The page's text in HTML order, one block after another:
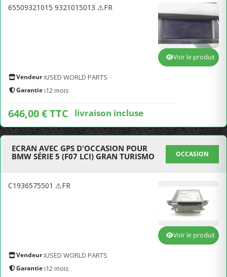
65509321015 9321015013 ⚠FR
Vendeur :USED WORLD PARTS
Garantie :12 mois
646,00 € TTC livraison incluse
Voir le produit
ECRAN AVEC GPS D'OCCASION POUR
BMW SÉRIE 5 (F07 LCI) GRAN TURISMO
OCCASION
C1936575501 ⚠FR
Vendeur :USED WORLD PARTS
Garantie :12 mois
Voir le produit